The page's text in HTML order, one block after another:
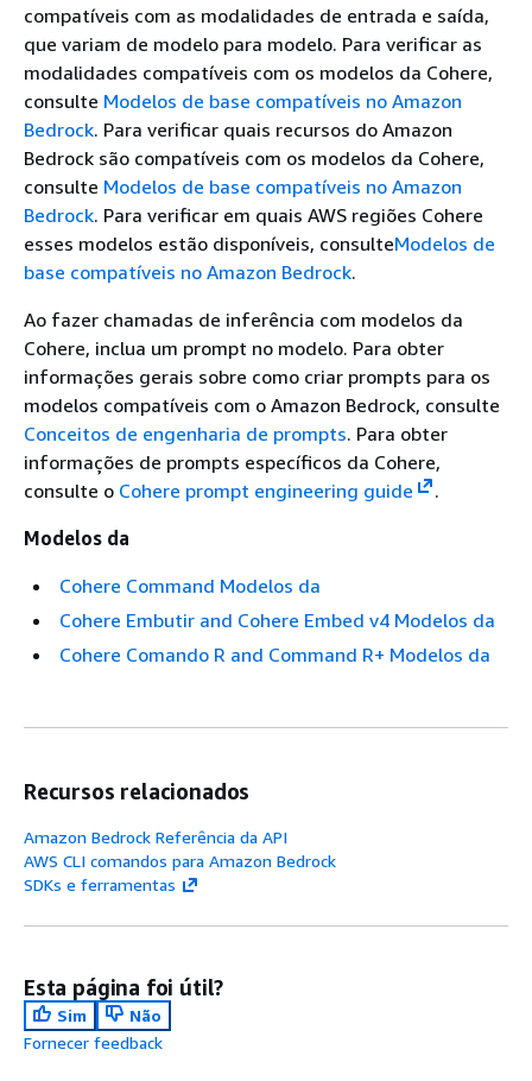
compatíveis com as modalidades de entrada e saída,
que variam de modelo para modelo. Para verificar as
modalidades compatíveis com os modelos da Cohere,
consulte Modelos de base compatíveis no Amazon
Bedrock. Para verificar quais recursos do Amazon
Bedrock são compatíveis com os modelos da Cohere,
consulte Modelos de base compatíveis no Amazon
Bedrock. Para verificar em quais AWS regiões Cohere
esses modelos estão disponíveis, consulteModelos de
base compatíveis no Amazon Bedrock.
Ao fazer chamadas de inferência com modelos da
Cohere, inclua um prompt no modelo. Para obter
informações gerais sobre como criar prompts para os
modelos compatíveis com o Amazon Bedrock, consulte
Conceitos de engenharia de prompts. Para obter
informações de prompts específicos da Cohere,
consulte o Cohere prompt engineering guide
.
Modelos da
Cohere Command Modelos da
Cohere Embutir and Cohere Embed v4 Modelos da
Cohere Comando R and Command R+ Modelos da
Recursos relacionados
Amazon Bedrock Referência da API
AWS CLI comandos para Amazon Bedrock
SDKs e ferramentas
Esta página foi útil?
Sim
Não
Fornecer feedback